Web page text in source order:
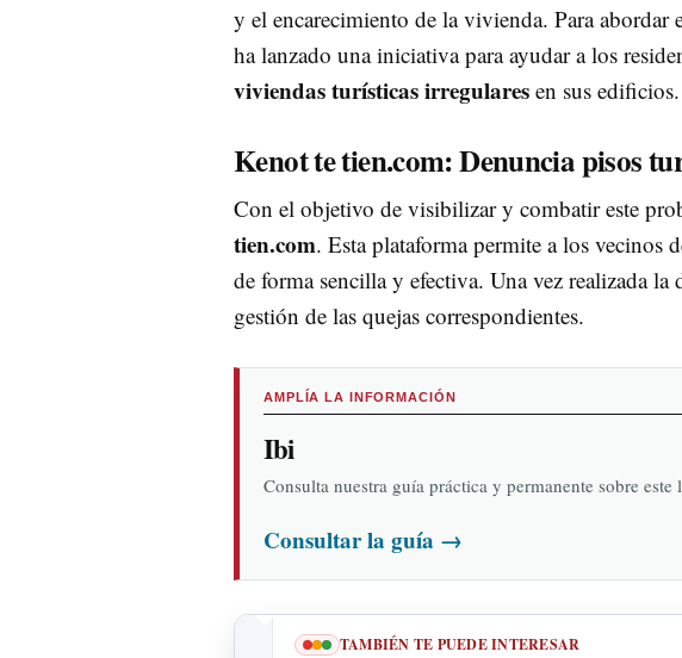
y el encarecimiento de la vivienda. Para
ha lanzado una iniciativa para ayudar a los
viviendas turísticas irregulares en sus edificios.
Kenot te tien.com: Denuncia pisos
Con el objetivo de visibilizar y combatir este
tien.com. Esta plataforma permite a los vecinos
de forma sencilla y efectiva. Una vez realizada
gestión de las quejas correspondientes.
AMPLÍA LA INFORMACIÓN
Ibi
Consulta nuestra guía práctica y permanente sobre este
Consultar la guía →
TAMBIÉN TE PUEDE INTERESAR